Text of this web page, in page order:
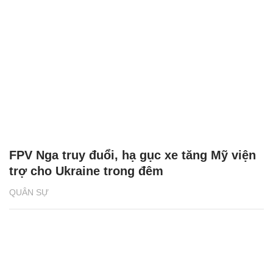
QUÂN SỰ
FPV Nga truy đuổi, hạ gục xe tăng Mỹ viện
trợ cho Ukraine trong đêm